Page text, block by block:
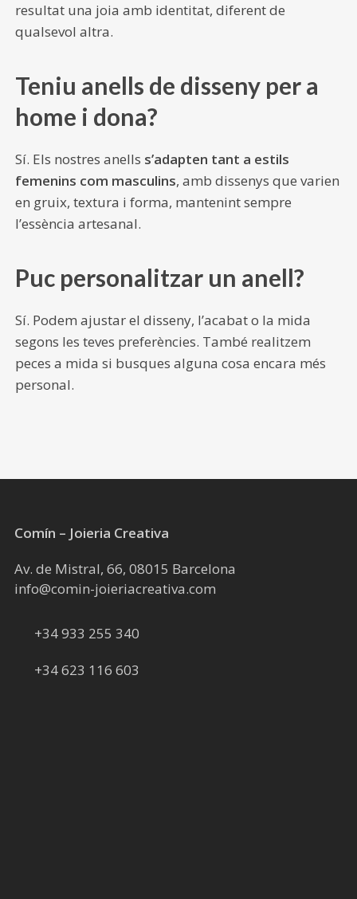
resultat una joia amb identitat, diferent de
qualsevol altra.
Teniu anells de disseny per a
home i dona?
Sí. Els nostres anells s’adapten tant a estils
femenins com masculins, amb dissenys que varien
en gruix, textura i forma, mantenint sempre
l’essència artesanal.
Puc personalitzar un anell?
Sí. Podem ajustar el disseny, l’acabat o la mida
segons les teves preferències. També realitzem
peces a mida si busques alguna cosa encara més
personal.
Comín – Joieria Creativa
Av. de Mistral, 66, 08015 Barcelona
info@comin-joieriacreativa.com
+34 933 255 340
+34 623 116 603